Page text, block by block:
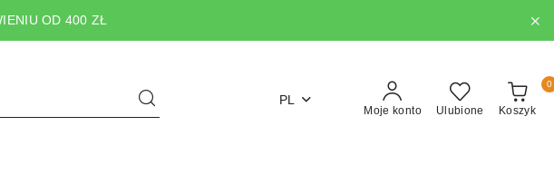
OD 400 ZŁ
PL
Moje konto Ulubione Koszyk
0